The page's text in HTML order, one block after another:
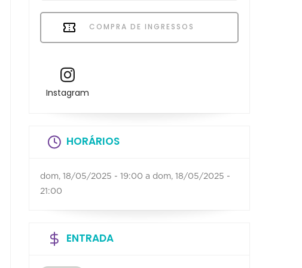
COMPRA DE INGRESSOS
Instagram
HORÁRIOS
dom, 18/05/2025 - 19:00 a dom, 18/05/2025 -
21:00
ENTRADA